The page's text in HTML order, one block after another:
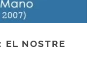
EL NOSTRE